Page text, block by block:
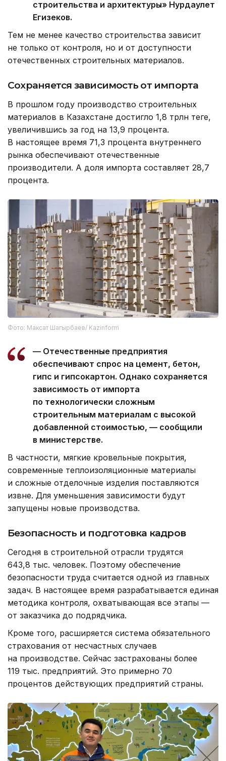
строительства и архитектуры» Нурдаулет
Егизеков.
Тем не менее качество строительства зависит
не только от контроля, но и от доступности
отечественных строительных материалов.
Сохраняется зависимость от импорта
В прошлом году производство строительных
материалов в Казахстане достигло 1,8 трлн теңге,
увеличившись за год на 13,9 процента.
В настоящее время 71,3 процента внутреннего
рынка обеспечивают отечественные
производители. А доля импорта составляет 28,7
процента.
Фото: Максат Шагырбаев/ Kazinform
— Отечественные предприятия
обеспечивают спрос на цемент, бетон,
гипс и гипсокартон. Однако сохраняется
зависимость от импорта
по технологически сложным
строительным материалам с высокой
добавленной стоимостью, — сообщили
в министерстве.
В частности, мягкие кровельные покрытия,
современные теплоизоляционные материалы
и сложные отделочные изделия поставляются
извне. Для уменьшения зависимости будут
запущены новые производства.
Безопасность и подготовка кадров
Сегодня в строительной отрасли трудятся
643,8 тыс. человек. Поэтому обеспечение
безопасности труда считается одной из главных
задач. В настоящее время разрабатывается единая
методика контроля, охватывающая все этапы —
от заказчика до подрядчика.
Кроме того, расширяется система обязательного
страхования от несчастных случаев
на производстве. Сейчас застрахованы более
119 тыс. предприятий. Это примерно 70
процентов действующих предприятий страны.